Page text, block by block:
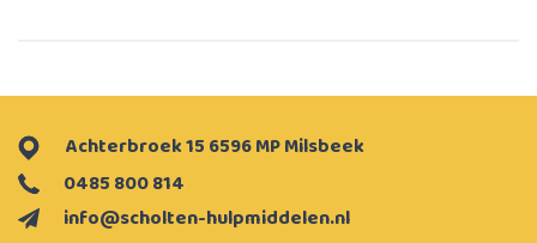
info@scholten-hulpmiddelen.nl
0485 800 814
Achterbroek 15 6596 MP Milsbeek